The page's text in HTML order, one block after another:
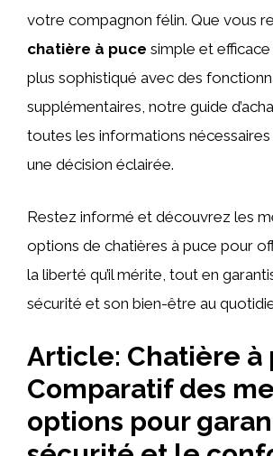
votre compagnon félin. Que vous
chatière à puce simple et
plus sophistiqué avec des
supplémentaires, notre guide
toutes les informations
une décision éclairée.
Restez informé et découvrez les
options de chatières à puce pour
la liberté qu’il mérite, tout en
sécurité et son bien-être au
Article: Chatière à
Comparatif des
options pour